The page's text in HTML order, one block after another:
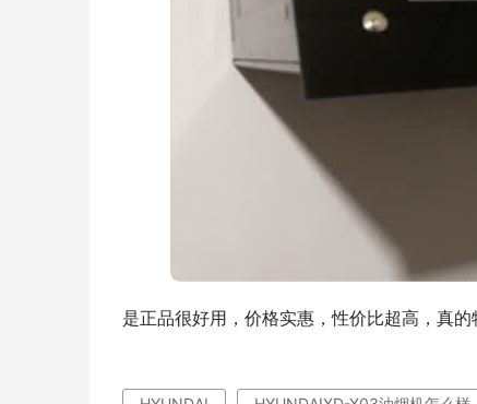
是正品很好用，价格实惠，性价比超高，真